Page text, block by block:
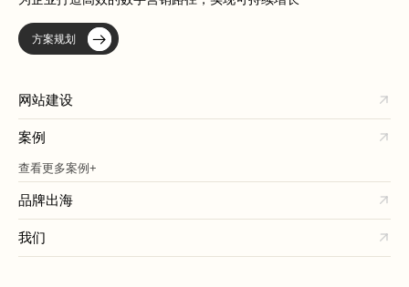
方案规划
网站建设
案例
查看更多案例+
品牌出海
我们